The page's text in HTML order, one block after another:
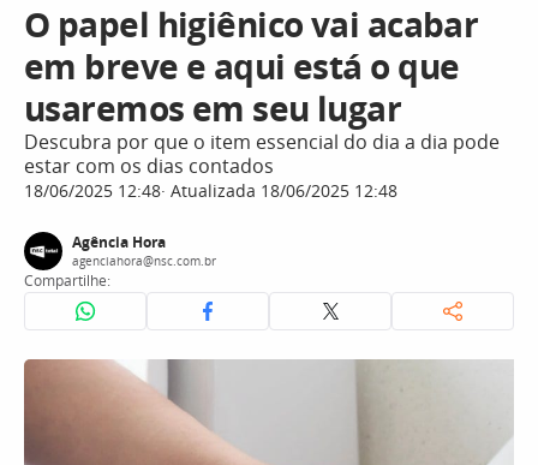
O papel higiênico vai acabar
em breve e aqui está o que
usaremos em seu lugar
Descubra por que o item essencial do dia a dia pode
estar com os dias contados
18/06/2025 12:48 Atualizada 18/06/2025 12:48
Agência Hora
agenciahora@nsc.com.br
Compartilhe: